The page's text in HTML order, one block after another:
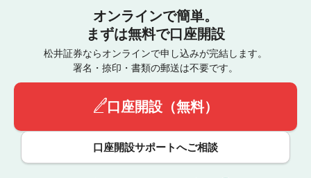
オンラインで簡単。
まずは無料で口座開設
松井証券ならオンラインで申し込みが完結します。
署名・捺印・書類の郵送は不要です。
口座開設（無料）
口座開設サポートへご相談